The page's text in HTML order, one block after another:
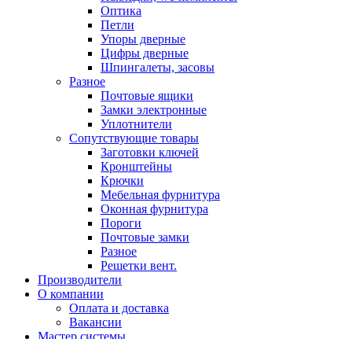
Оптика
Петли
Упоры дверные
Цифры дверные
Шпингалеты, засовы
Разное
Почтовые ящики
Замки электронные
Уплотнители
Сопутствующие товары
Заготовки ключей
Кронштейны
Крючки
Мебельная фурнитура
Оконная фурнитура
Пороги
Почтовые замки
Разное
Решетки вент.
Производители
О компании
Оплата и доставка
Вакансии
Мастер системы